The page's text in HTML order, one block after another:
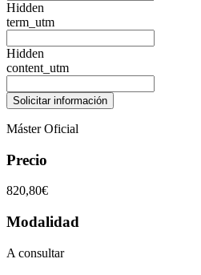
Hidden
term_utm
Hidden
content_utm
Máster Oficial
Precio
820,80€
Modalidad
A consultar